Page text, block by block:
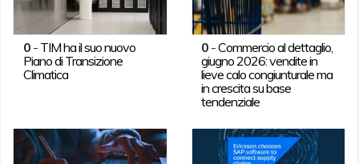
0- TIM ha il suo nuovo
Piano di Transizione
Climatica
0 -Commercio al dettaglio,
giugno 2026: vendite in
lieve calo congiunturale ma
in crescita su base
tendenziale